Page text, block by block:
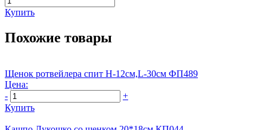
Купить
Похожие товары
Щенок ротвейлера спит Н-12cм,L-30см ФП489
Цена:
-
+
Купить